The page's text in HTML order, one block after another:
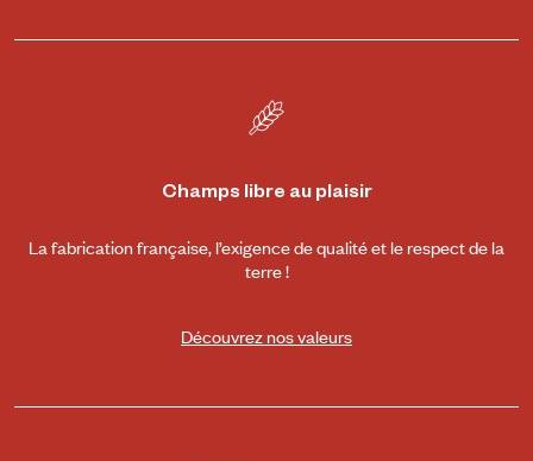
Champs libre au plaisir
La fabrication française, l’exigence de qualité et le respect de la
terre !
Découvrez nos valeurs